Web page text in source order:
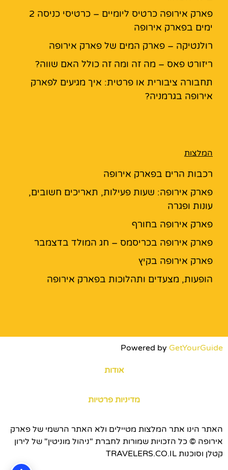
פארק אירופה כרטיס ליומיים – כרטיסי כניסה 2
ימים בפארק אירופה
רולנטיקה – פארק המים של פארק אירופה
ריזורט פאס – מה זה ומה זה כולל האם שווה?
תחבורה ציבורית או פרטית: איך מגיעים לפארק
אירופה בגרמניה?
המלצות
רכבות הרים בפארק אירופה
פארק אירופה: שעות פעילות, תאריכים חשובים,
עונות ופגרה
פארק אירופה בחורף
פארק אירופה בכריסמס – חג המולד בדצמבר
פארק אירופה בקיץ
הופעות, מצעדים ותהלוכות בפארק אירופה
Powered by GetYourGuide
אודות
מדיניות פרטיות
האתר הינו אתר המלצות מטיילים ולא האתר הרשמי של פארק
אירופה © כל הזכויות שמורות לחברת "ניהול מוניטין" של לירון
קטלן וסוכנות TRAVELERS.CO.IL